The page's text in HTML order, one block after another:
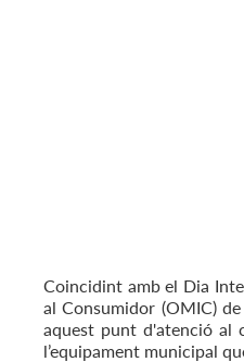
Coincidint amb el Dia
al Consumidor (OMIC)
aquest punt d'atenció al
l’equipament municipal